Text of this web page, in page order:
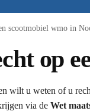
scootmobiel wmo in
op
wilt u weten of u
via de Wet